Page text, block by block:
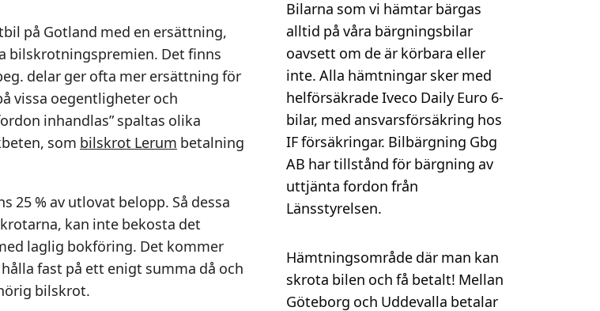
på Gotland med en ersättning,
bilskrotningspremien. Det finns
delar ger ofta mer ersättning för
vissa oegentligheter och
inhandlas” spaltas olika
som bilskrot Lerum betalning
25 % av utlovat belopp. Så dessa
kan inte bekosta det
laglig bokföring. Det kommer
fast på ett enigt summa då och
bilskrot.
Bilarna som vi hämtar bärgas
alltid på våra bärgningsbilar
oavsett om de är körbara eller
inte. Alla hämtningar sker med
helförsäkrade Iveco Daily Euro 6-
bilar, med ansvarsförsäkring hos
IF försäkringar. Bilbärgning Gbg
AB har tillstånd för bärgning av
uttjänta fordon från
Länsstyrelsen.
Hämtningsområde där man kan
skrota bilen och få betalt! Mellan
Göteborg och Uddevalla betalar